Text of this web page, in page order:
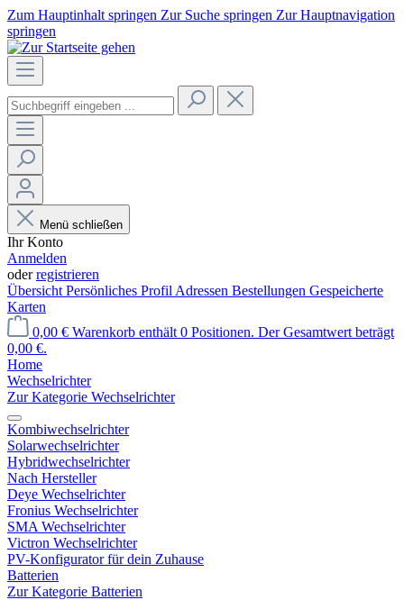
Zum Hauptinhalt springen Zur Suche springen Zur Hauptnavigation
springen
Menü schließen
Ihr Konto
Anmelden
oderregistrieren
Übersicht Persönliches Profil Adressen Bestellungen Gespeicherte
Karten
0,00 € Warenkorb enthält 0 Positionen. Der Gesamtwert beträgt
0,00 €.
Home
Wechselrichter
Zur Kategorie Wechselrichter
Kombiwechselrichter
Solarwechselrichter
Hybridwechselrichter
Nach Hersteller
Deye Wechselrichter
Fronius Wechselrichter
SMA Wechselrichter
Victron Wechselrichter
PV-Konfigurator für dein Zuhause
Batterien
Zur Kategorie Batterien